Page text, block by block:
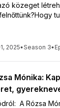
közeget
2025•Season 3•
Mónika:
A Rózsa